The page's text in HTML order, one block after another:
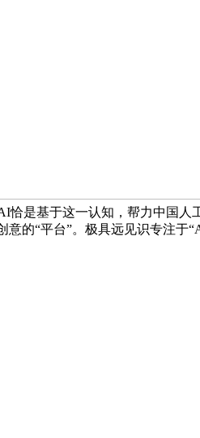
恰是基于这一认知，帮力中国
的“平台”。极具远见识专注于